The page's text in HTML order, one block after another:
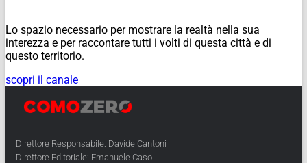
Lo spazio necessario per mostrare la realtà nella sua
interezza e per raccontare tutti i volti di questa città e di
questo territorio.
scopri il canale
Direttore Responsabile: Davide Cantoni
Direttore Editoriale: Emanuele Caso